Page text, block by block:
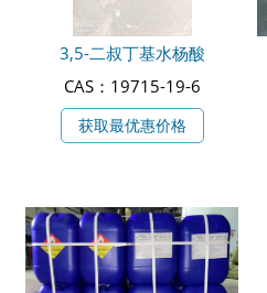
3,5-二叔丁基水杨酸
CAS：19715-19-6
获取最优惠价格